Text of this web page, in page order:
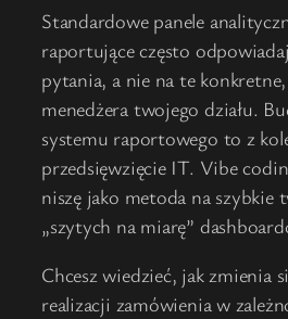
Standardowe panele
raportujące często
pytania, a nie na te
menedżera twojego działu.
systemu raportowego to z
przedsięwzięcie IT. Vibe
niszę jako metoda na szybkie
„szytych na miarę”
Chcesz wiedzieć, jak zmienia
realizacji zamówienia w